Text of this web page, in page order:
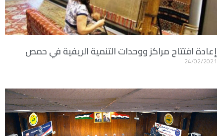
إعادة افتتاح مراكز ووحدات التنمية الريفية في حمص
24/02/2021